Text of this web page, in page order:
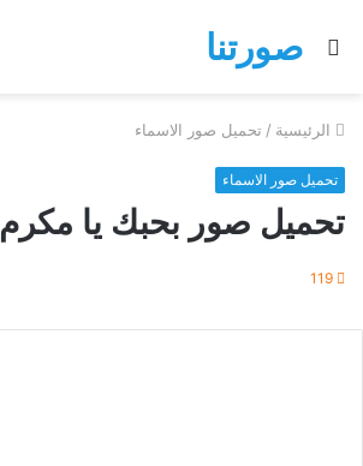
صورتنا
بحث
الرئيسية / تحميل صور الاسماء
تحميل صور الاسماء
تحميل صور بحبك يا مكرم
119